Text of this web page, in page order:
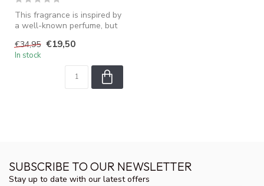
This fragrance is inspired by
a well-known perfume, but
€34,95 €19,50
In stock
SUBSCRIBE TO OUR NEWSLETTER
Stay up to date with our latest offers